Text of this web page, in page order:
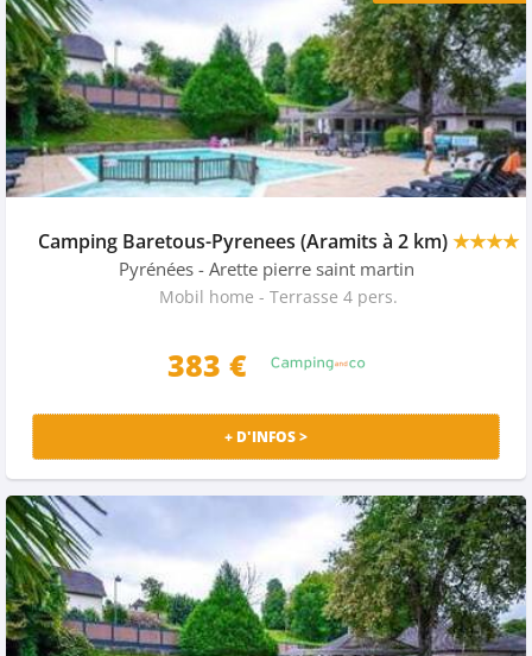
Camping Baretous-Pyrenees (Aramits à 2 km)★★★★
Pyrénées - Arette pierre saint martin
Mobil home - Terrasse 4 pers.
383 €
+ D'INFOS >